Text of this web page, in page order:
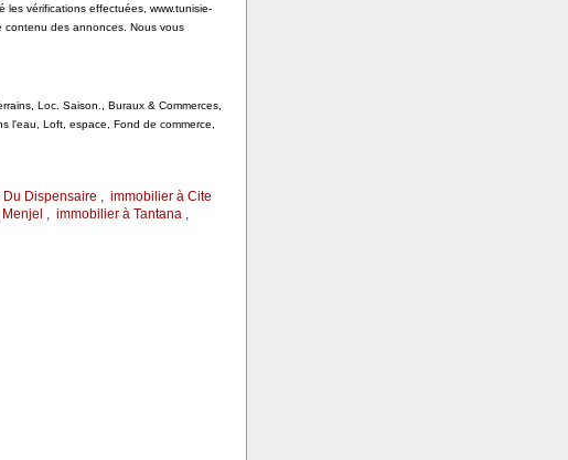
vérifications effectuées, www.tunisie-
des annonces. Nous vous
Loc. Saison., Buraux & Commerces,
l'eau, Loft, espace, Fond de commerce,
Dispensaire , immobilier à Cite
, immobilier à Tantana,